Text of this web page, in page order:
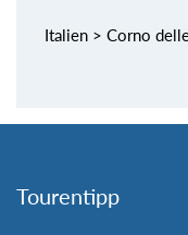
Italien > Corno
Tourentipp